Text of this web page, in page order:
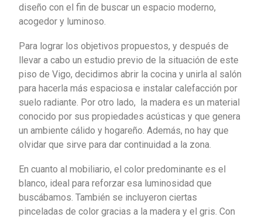
diseño con el fin de buscar un espacio moderno,
acogedor y luminoso.
Para lograr los objetivos propuestos, y después de
llevar a cabo un estudio previo de la situación de este
piso de Vigo, decidimos abrir la cocina y unirla al salón
para hacerla más espaciosa e instalar calefacción por
suelo radiante. Por otro lado, la madera es un material
conocido por sus propiedades acústicas y que genera
un ambiente cálido y hogareño. Además, no hay que
olvidar que sirve para dar continuidad a la zona.
En cuanto al mobiliario, el color predominante es el
blanco, ideal para reforzar esa luminosidad que
buscábamos. También se incluyeron ciertas
pinceladas de color gracias a la madera y el gris. Con